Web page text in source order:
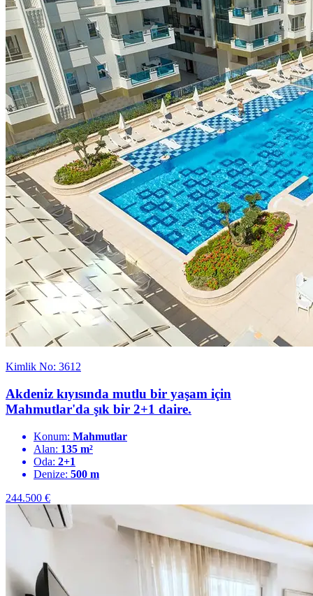
Kimlik No: 3612
Akdeniz kıyısında mutlu bir yaşam için
Mahmutlar'da şık bir 2+1 daire.
Konum: Mahmutlar
Alan: 135 m²
Oda: 2+1
Denize: 500 m
244.500 €